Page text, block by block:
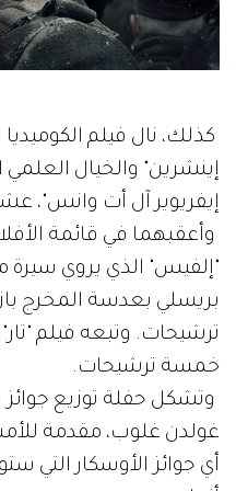
كذلك، نال فيلم
إينشرين" والخيال العلمي
إيفريوير آل أت وانس"،
وأعقبهما في قائمة
"إلفيس" الذي يروي سيرة
بريسلي بعدسة المخرج
ترشيحات. وتبعه فيلم
خمسة ترشيحات.
وتشكل حفلة توزيع جوائز
غولدن غلوب، مقدمة
أي جوائز الأوسكار